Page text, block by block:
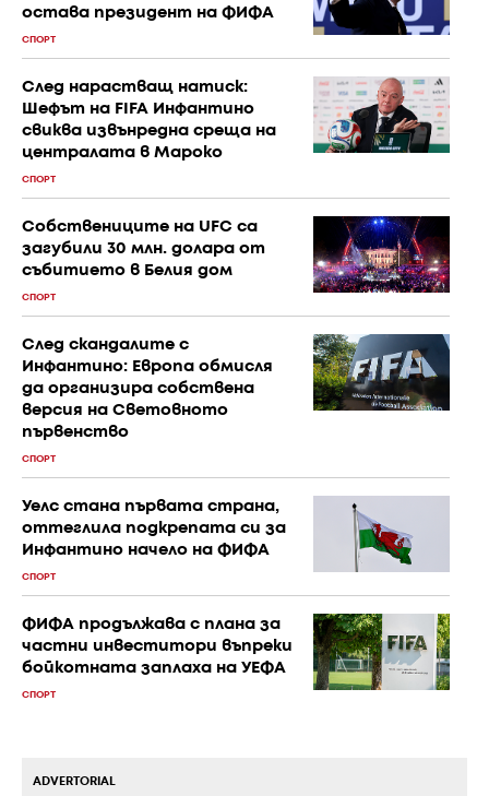
остава президент на ФИФА
СПОРТ
След нарастващ натиск:
Шефът на FIFA Инфантино
свиква извънредна среща на
централата в Мароко
СПОРТ
Собствениците на UFC са
загубили 30 млн. долара от
събитието в Белия дом
СПОРТ
След скандалите с
Инфантино: Европа обмисля
да организира собствена
версия на Световното
първенство
СПОРТ
Уелс стана първата страна,
оттеглила подкрепата си за
Инфантино начело на ФИФА
СПОРТ
ФИФА продължава с плана за
частни инвеститори въпреки
бойкотната заплаха на УЕФА
СПОРТ
ADVERTORIAL